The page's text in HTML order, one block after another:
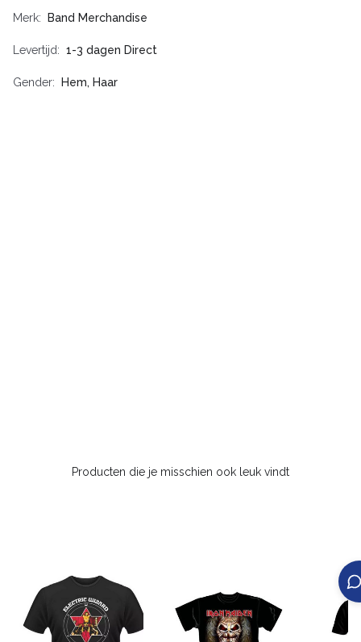
Merk Band Merchandise
Levertijd 1-3 dagen Direct
Gender Hem, Haar
Producten die je misschien ook leuk vindt